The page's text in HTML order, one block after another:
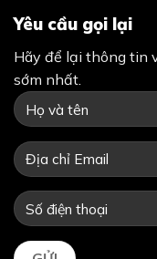
Yêu cầu gọi lại
Hãy để lại thông tin
sớm nhất.